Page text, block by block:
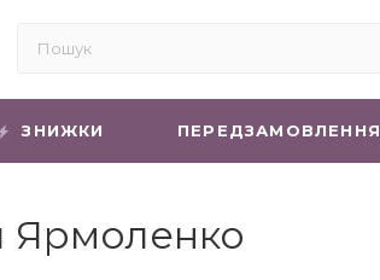
ЗНИЖКИ ПЕРЕДЗАМОВЛЕННЯ
Ярмоленко